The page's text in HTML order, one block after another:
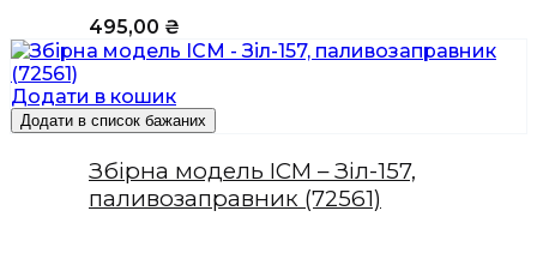
495,00 ₴
Додати в кошик
Додати в список бажаних
Збірна модель ICM – Зіл-157,
паливозаправник (72561)